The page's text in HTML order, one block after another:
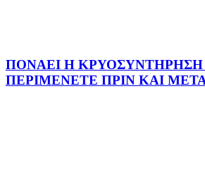
ΠΟΝΑΕΙ Η ΚΡΥΟΣΥΝΤΗΡΗΣΗ
ΠΕΡΙΜΕΝΕΤΕ ΠΡΙΝ ΚΑΙ